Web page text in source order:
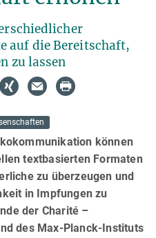
auf die Bereitschaft,
zu lassen
können
textbasierten Formaten
zu überzeugen und
in Impfungen zu
der Charité –
des Max-Planck-Instituts